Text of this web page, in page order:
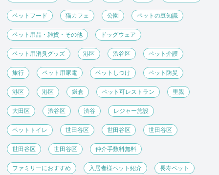
ペットフード 猫カフェ 公園 ペットの豆知識
ペット用品・雑貨・その他 ドッグウェア
ペット用消臭グッズ 港区 渋谷区 ペット介護
旅行 ペット用家電 ペットしつけ ペット防災
港区 港区 鎌倉 ペット可レストラン 里親
大田区 渋谷区 渋谷 レジャー施設
ペットトイレ 世田谷区 世田谷区 世田谷区
世田谷区 世田谷区 仲介手数料無料
ファミリーにおすすめ 入居者様ペット紹介 長寿ペット